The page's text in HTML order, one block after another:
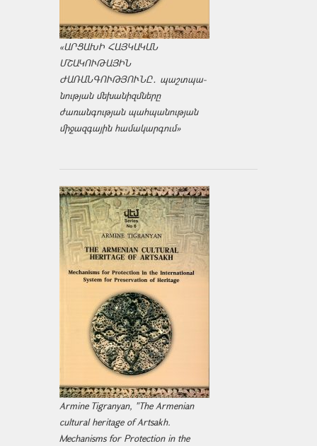
«ԱՐՑԱԽԻ ՀԱՅԿԱԿԱՆ
ՄՇԱԿՈՒԹԱՅԻՆ
ԺԱՌԱՆԳՈՒԹՅՈՒՆԸ․ պաշտպա­
նության մեխանիզմները
ժառանգության պահպանության
միջազ­գային համակարգում»
Armine Tigranyan, "The Armenian
cultural heritage of Artsakh.
Mechanisms for Protection in the